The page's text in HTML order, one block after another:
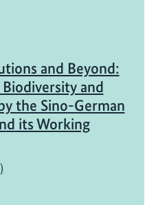
and Beyond:
and
the Sino-German
its Working